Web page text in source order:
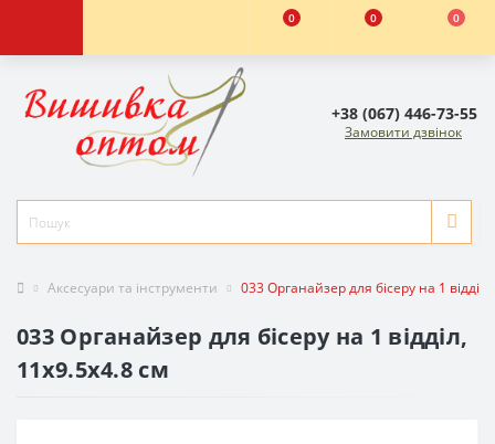
0 0 0
+38 (067) 446-73-55
Замовити дзвінок
Аксесуари та інструменти 033 Органайзер для бісеру на 1
033 Органайзер для бісеру на 1 відділ,
11х9.5х4.8 см